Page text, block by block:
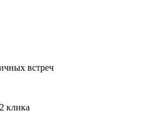
встреч
клика